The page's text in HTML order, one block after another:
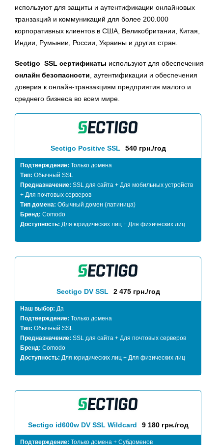
используют для защиты и аутентификации онлайновых
транзакций и коммуникаций для более 200.000
корпоративных клиентов в США, Великобритании, Китая,
Индии, Румынии, России, Украины и других стран.
Sectigo SSL сертификаты используют для обеспечения
онлайн безопасности , аутентификации и обеспечения
доверия к онлайн-транзакциям предприятия малого и
среднего бизнеса во всем мире.
Sectigo Positive SSL 540 грн./год
Подтверждение: Только домена
Тип: Обычный SSL
Предназначение: SSL для сайта + Для мобильных устройств
+ Для почтовых серверов
Тип домена: Обычный домен (латиница)
Бренд: Comodo
Доступность: Для юридических лиц + Для физических лиц
Sectigo DV SSL 2 475 грн./год
Наш выбор: Да
Подтверждение: Только домена
Тип: Обычный SSL
Предназначение: SSL для сайта + Для почтовых серверов
Бренд: Comodo
Доступность: Для юридических лиц + Для физических лиц
Sectigo id600w DV SSL Wildcard 9 180 грн./год
Подтверждение: Только домена + Субдоменов